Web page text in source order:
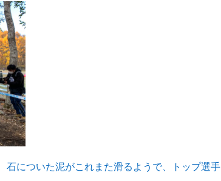
石についた泥がこれまた滑るようで、トップ選手